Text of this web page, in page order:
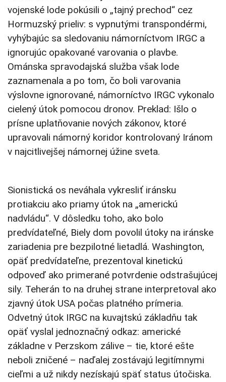
vojenské lode pokúsili o „tajný prechod“ cez
Hormuzský prieliv: s vypnutými transpondérmi,
vyhýbajúc sa sledovaniu námorníctvom IRGC a
ignorujúc opakované varovania o plavbe.
Ománska spravodajská služba však lode
zaznamenala a po tom, čo boli varovania
výslovne ignorované, námorníctvo IRGC vykonalo
cielený útok pomocou dronov. Preklad: Išlo o
prísne uplatňovanie nových zákonov, ktoré
upravovali námorný koridor kontrolovaný Iránom
v najcitlivejšej námornej úžine sveta.
Sionistická os neváhala vykresliť iránsku
protiakciu ako priamy útok na „americkú
nadvládu“. V dôsledku toho, ako bolo
predvídateľné, Biely dom povolil útoky na iránske
zariadenia pre bezpilotné lietadlá. Washington,
opäť predvídateľne, prezentoval kinetickú
odpoveď ako primerané potvrdenie odstrašujúcej
sily. Teherán to na druhej strane interpretoval ako
zjavný útok USA počas platného prímeria.
Odvetný útok IRGC na kuvajtskú základňu tak
opäť vyslal jednoznačný odkaz: americké
základne v Perzskom zálive – tie, ktoré ešte
neboli zničené – naďalej zostávajú legitímnymi
cieľmi a už nikdy nezískajú späť status útočiska.